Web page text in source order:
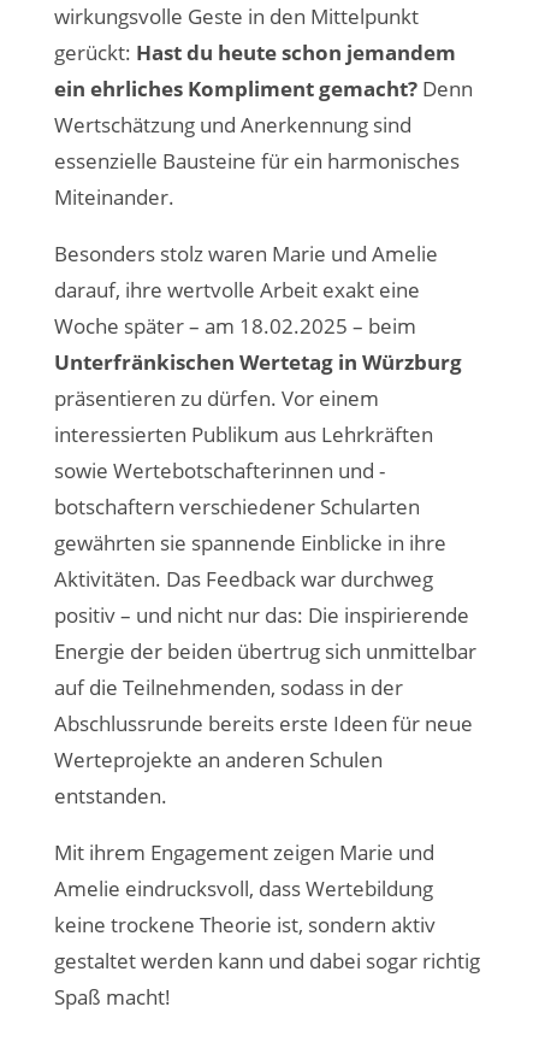
wirkungsvolle Geste in den Mittelpunkt
gerückt: Hast du heute schon jemandem
ein ehrliches Kompliment gemacht?Denn
Wertschätzung und Anerkennung sind
essenzielle Bausteine für ein harmonisches
Miteinander.
Besonders stolz waren Marie und Amelie
darauf, ihre wertvolle Arbeit exakt eine
Woche später – am 18.02.2025 – beim
Unterfränkischen Wertetag in Würzburg
präsentieren zu dürfen. Vor einem
interessierten Publikum aus Lehrkräften
sowie Wertebotschafterinnen und -
botschaftern verschiedener Schularten
gewährten sie spannende Einblicke in ihre
Aktivitäten. Das Feedback war durchweg
positiv – und nicht nur das: Die inspirierende
Energie der beiden übertrug sich unmittelbar
auf die Teilnehmenden, sodass in der
Abschlussrunde bereits erste Ideen für neue
Werteprojekte an anderen Schulen
entstanden.
Mit ihrem Engagement zeigen Marie und
Amelie eindrucksvoll, dass Wertebildung
keine trockene Theorie ist, sondern aktiv
gestaltet werden kann und dabei sogar richtig
Spaß macht!